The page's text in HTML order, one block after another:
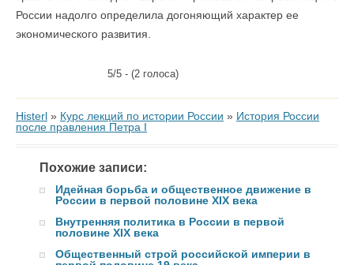
России надолго определила догоняющий характер ее
экономического развития.
5/5 - (2 голоса)
Histerl » Курс лекций по истории России » История России
после правления Петра I
Похожие записи:
Идейная борьба и общественное движение в
России в первой половине XIX века
Внутренняя политика в России в первой
половине XIX века
Общественный строй российской империи в